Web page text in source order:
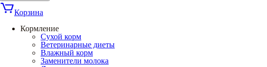
Корзина
Кормление
Сухой корм
Ветеринарные диеты
Влажный корм
Заменители молока